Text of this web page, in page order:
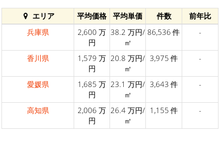
エリア 平均価格 平均単価 件数
前年比
兵庫県
2,600 万
円
38.2 万円/
㎡
86,536 件 -
香川県
1,579 万
円
20.8 万円/
㎡
3,975 件 -
愛媛県
1,685 万
円
23.1 万円/
㎡
3,643 件 -
高知県
2,006 万
円
26.4 万円/
㎡
1,155 件 -